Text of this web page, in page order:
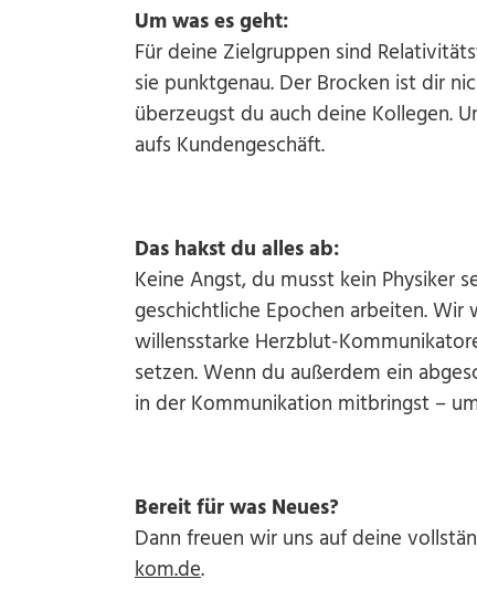
Um was es geht:
Für deine Zielgruppen sind
sie punktgenau. Der Brocken ist dir
überzeugst du auch deine Kollegen.
aufs Kundengeschäft.
Das hakst du alles ab:
Keine Angst, du musst kein Physiker
geschichtliche Epochen arbeiten.
willensstarke Herzblut-
setzen. Wenn du außerdem ein
in der Kommunikation mitbringst –
Bereit für was Neues?
Dann freuen wir uns auf deine
kom.de.